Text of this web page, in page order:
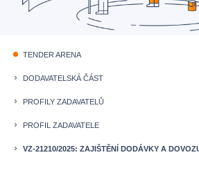
fiber_manual_record TENDER ARENA
keyboard_arrow_right DODAVATELSKÁ ČÁST
keyboard_arrow_right PROFILY ZADAVATELŮ
keyboard_arrow_right PROFIL ZADAVATELE
keyboard_arrow_right VZ-21210/2025: ZAJIŠTĚNÍ DODÁVKY A